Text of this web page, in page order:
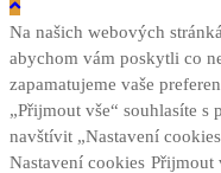
Na našich webových
abychom vám poskytli co
zapamatujeme vaše
„Přijmout vše“ souhlasíte
navštívit „Nastavení
Nastavení cookies Přijmout